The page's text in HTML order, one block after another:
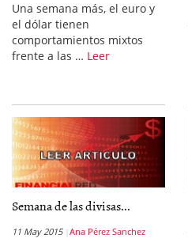
Una semana más, el euro y
el dólar tienen
comportamientos mixtos
frente a las … Leer
Semana de las divisas...
11 May 2015 Ana Pérez Sanchez